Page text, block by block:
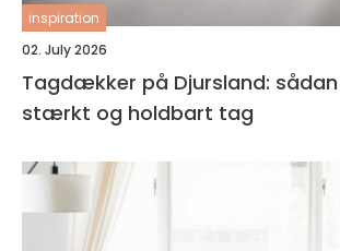
inspiration
02. July 2026
Tagdækker på Djursland:
stærkt og holdbart tag